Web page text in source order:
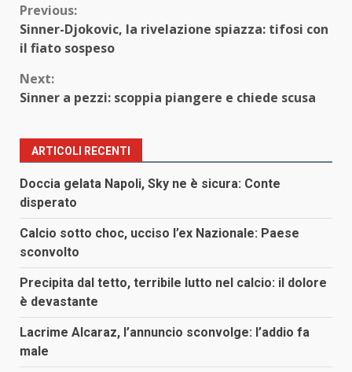
Continue
Reading
Previous:
Sinner-Djokovic, la rivelazione spiazza: tifosi con
il fiato sospeso
Next:
Sinner a pezzi: scoppia piangere e chiede scusa
ARTICOLI RECENTI
Doccia gelata Napoli, Sky ne è sicura: Conte
disperato
Calcio sotto choc, ucciso l’ex Nazionale: Paese
sconvolto
Precipita dal tetto, terribile lutto nel calcio: il dolore
è devastante
Lacrime Alcaraz, l’annuncio sconvolge: l’addio fa
male